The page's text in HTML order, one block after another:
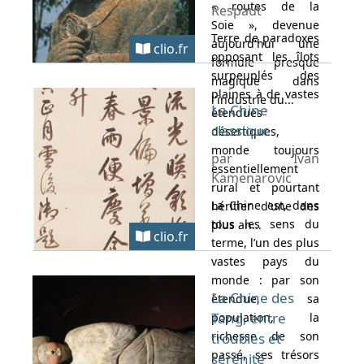
« routes de la
Soie », devenue
aujourd'hui une
formule presque
magique dans
l'industrie du...
clio.fr
Respaut
Terre de paradoxes
opposant les îlots
surpeuplés des
plaines à de vastes
étendues
désertiques,
monde toujours
essentiellement
rural et pourtant
héritier d'une des
plus an...
clio.fr
La Chine
classique
par Ivan
Kamenarovic
La Chine est, dans
tous les sens du
terme, l’un des plus
vastes pays du
monde : par son
étendue, sa
population, la
richesse de son
passé, ses trésors
La Chine des
Tang, entre
troubles et
sérénité